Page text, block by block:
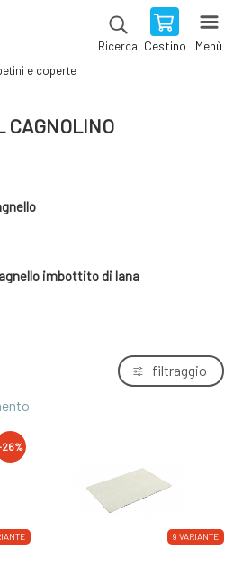
Ricerca Cestino Menù
e coperte
CAGNOLINO
imbottito di lana
filtraggio
9 VARIANTE